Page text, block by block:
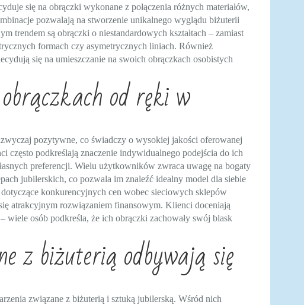
się na obrączki wykonane z połączenia różnych materiałów,
pozwalają na stworzenie unikalnego wyglądu biżuterii
trendem są obrączki o niestandardowych kształtach – zamiast
formach czy asymetrycznych liniach. Również
się na umieszczanie na swoich obrączkach osobistych
od ręki w
pozytywne, co świadczy o wysokiej jakości oferowanej
często podkreślają znaczenie indywidualnego podejścia do ich
preferencji. Wielu użytkowników zwraca uwagę na bogaty
jubilerskich, co pozwala im znaleźć idealny model dla siebie
konkurencyjnych cen wobec sieciowych sklepów
atrakcyjnym rozwiązaniem finansowym. Klienci doceniają
osób podkreśla, że ich obrączki zachowały swój blask
z biżuterią odbywają się
związane z biżuterią i sztuką jubilerską. Wśród nich